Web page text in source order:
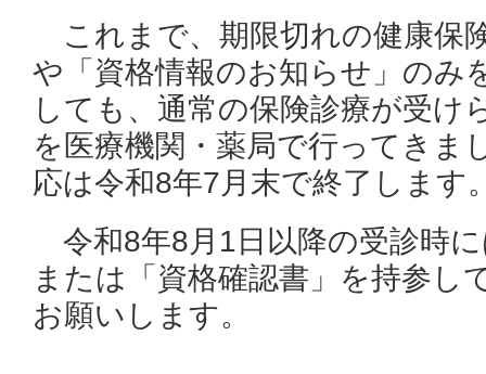
これまで、期限切れの健康保
や「資格情報のお知らせ」のみ
しても、通常の保険診療が受け
を医療機関・薬局で行ってきま
応は令和8年7月末で終了します
令和8年8月1日以降の受診時に
または「資格確認書」を持参し
お願いします。